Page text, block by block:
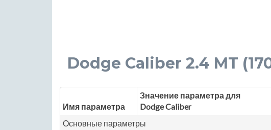
Dodge Caliber 2.4 MT
Имя параметра
Значение параметра для
Dodge Caliber
Основные параметры